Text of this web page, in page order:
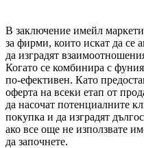
В заключение имейл
за фирми, които искат да се
да изградят
Когато се комбинира с
по-ефективен. Като
оферта на всеки етап от
да насочат потенциалните
покупка и да изградят
ако все още не използвате
да започнете.